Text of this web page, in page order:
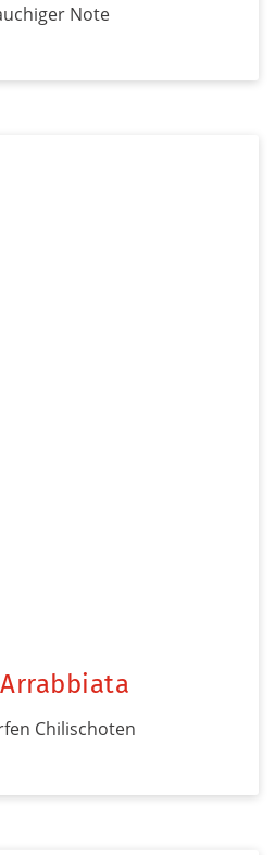
Note
Chilischoten